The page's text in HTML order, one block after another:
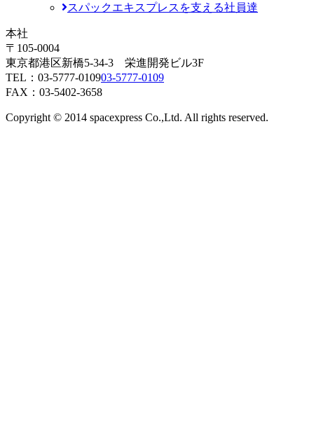
スパックエキスプレスを支える社員達
本社
〒105-0004
東京都港区新橋5-34-3 栄進開発ビル3F
TEL： 03-5777-010903-5777-0109
FAX：03-5402-3658
Copyright © 2014 spacexpress Co.,Ltd. All rights reserved.